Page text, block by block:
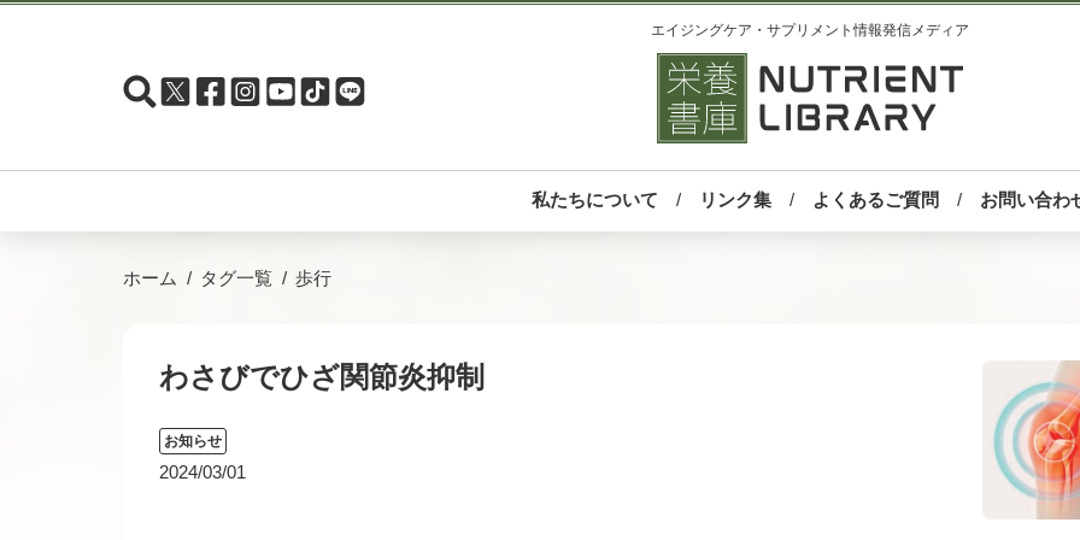
エイジングケア・サプリメント情報発信メディア
私たちについて リンク集 よくあるご質問 お問い合わ
ホーム タグ一覧 歩行
わさびでひざ関節炎抑制
お知らせ
2024/03/01